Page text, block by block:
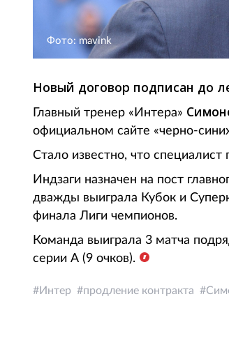
Фото: mavink
Новый договор подписан до
Главный тренер «Интера»
официальном сайте «черно-
Стало известно, что
Индзаги назначен на пост
дважды выиграла Кубок и
финала Лиги чемпионов.
Команда выиграла 3 матча
серии А (9 очков).
Интер продление контракта